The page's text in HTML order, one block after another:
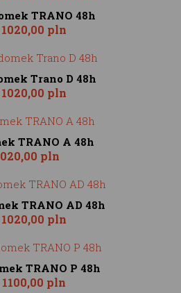
TRANO 48h
1020,00 pln
Trano D 48h
1020,00 pln
TRANO A 48h
pln
TRANO AD 48h
1020,00 pln
TRANO P 48h
1100,00 pln